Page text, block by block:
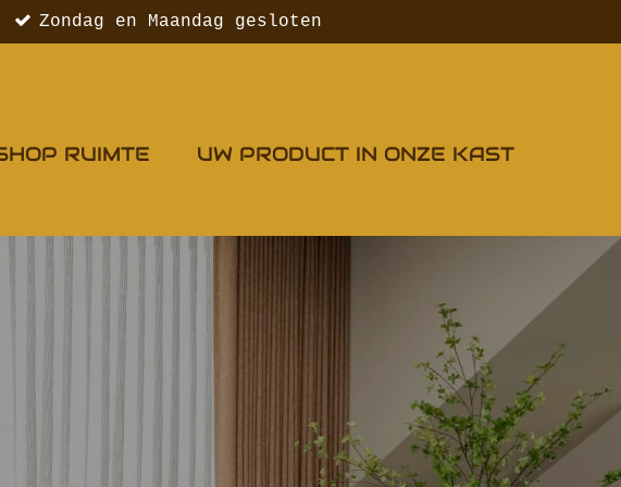
Zondag en Maandag gesloten
RUIMTE
UW PRODUCT IN ONZE KAST